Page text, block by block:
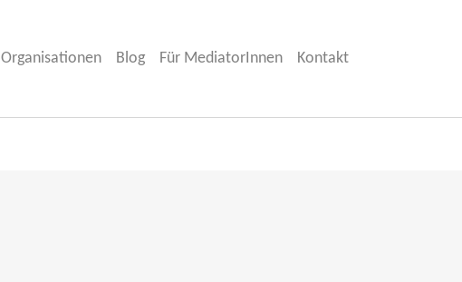
Organisationen Blog Für MediatorInnen Kontakt